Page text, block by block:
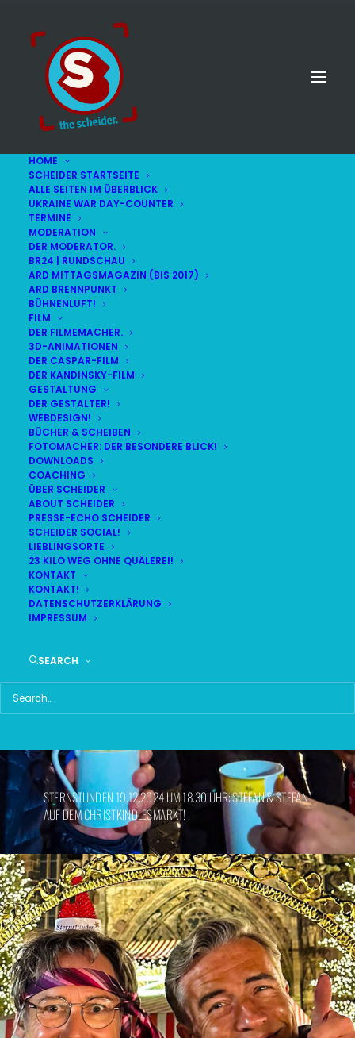
HOME
SCHEIDER STARTSEITE
ALLE SEITEN IM ÜBERBLICK
UKRAINE WAR DAY-COUNTER
TERMINE
MODERATION
DER MODERATOR.
BR24 | RUNDSCHAU
ARD MITTAGSMAGAZIN (BIS 2017)
ARD BRENNPUNKT
BÜHNENLUFT!
FILM
DER FILMEMACHER.
3D-ANIMATIONEN
DER CASPAR-FILM
DER KANDINSKY-FILM
GESTALTUNG
DER GESTALTER!
WEBDESIGN!
BÜCHER & SCHEIBEN
FOTOMACHER: DER BESONDERE BLICK!
DOWNLOADS
COACHING
ÜBER SCHEIDER
ABOUT SCHEIDER
PRESSE-ECHO SCHEIDER
SCHEIDER SOCIAL!
LIEBLINGSORTE
23 KILO WEG OHNE QUÄLEREI!
KONTAKT
KONTAKT!
DATENSCHUTZERKLÄRUNG
IMPRESSUM
SEARCH
Kinder
DAS HIER HABE ICH GEFUNDEN:
STERNSTUNDEN 19.12.2024 UM 18.30 UHR: STEFAN & STEFAN
AUF DEM CHRISTKINDLESMARKT!